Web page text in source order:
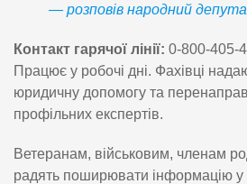
— розповів народний
Контакт гарячої лінії: 0-800-405-
Працює у робочі дні. Фахівці
юридичну допомогу та
профільних експертів.
Ветеранам, військовим, членам
радять поширювати інформацію